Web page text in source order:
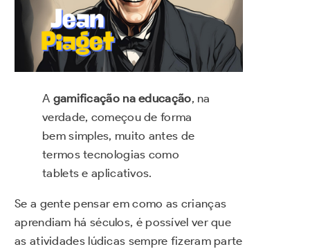
A gamificação na educação, na
verdade, começou de forma
bem simples, muito antes de
termos tecnologias como
tablets e aplicativos.
Se a gente pensar em como as crianças
aprendiam há séculos, é possível ver que
as atividades lúdicas sempre fizeram parte